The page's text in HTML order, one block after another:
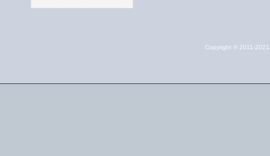
Copyright © 2011-